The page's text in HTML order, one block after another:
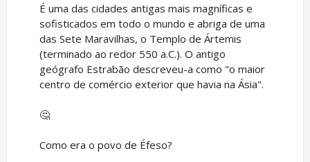
É uma das cidades antigas mais magníficas e
sofisticados em todo o mundo e abriga de uma
das Sete Maravilhas, o Templo de Ártemis
(terminado ao redor 550 a.C.). O antigo
geógrafo Estrabão descreveu-a como "o maior
centro de comércio exterior que havia na Ásia".
🤔
Como era o povo de Éfeso?